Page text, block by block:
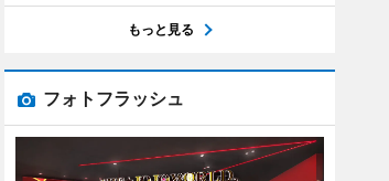
もっと見る
フォトフラッシュ